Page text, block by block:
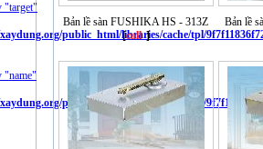
"target"
public_html/libraries/cache/tpl/
"name"
public_html/libraries/cache/tpl/
Bản lề sàn FUSHIKA HS - 313Z
[call ]
Bản lề